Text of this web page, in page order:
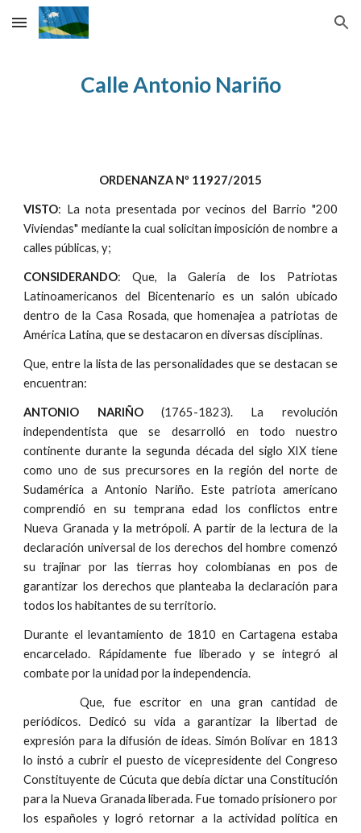
Skip to main content Skip to navigation
CalleAntonio Nariño
ORDENANZA Nº 11927/2015
VISTO: La nota presentada por vecinos del Barrio "200
Viviendas" mediante la cual solicitan imposición de nombre a
calles públicas, y;
CONSIDERANDO: Que, la Galería de los Patriotas
Latinoamericanos del Bicentenario es un salón ubicado
dentro de la Casa Rosada, que homenajea a patriotas de
América Latina, que se destacaron en diversas disciplinas.
Que, entre la lista de las personalidades que se destacan se
encuentran:
ANTONIO NARIÑO(1765-1823). La revolución
independentista que se desarrolló en todo nuestro
continente durante la segunda década del siglo XIX tiene
como uno de sus precursores en la región del norte de
Sudamérica a Antonio Nariño. Este patriota americano
comprendió en su temprana edad los conflictos entre
Nueva Granada y la metrópoli. A partir de la lectura de la
declaración universal de los derechos del hombre comenzó
su trajinar por las tierras hoy colombianas en pos de
garantizar los derechos que planteaba la declaración para
todos los habitantes de su territorio.
Durante el levantamiento de 1810 en Cartagena estaba
encarcelado. Rápidamente fue liberado y se integró al
combate por la unidad por la independencia.
Que, fue escritor en una gran cantidad de
periódicos. Dedicó su vida a garantizar la libertad de
expresión para la difusión de ideas. Simón Bolívar en 1813
lo instó a cubrir el puesto de vicepresidente del Congreso
Constituyente de Cúcuta que debía dictar una Constitución
para la Nueva Granada liberada. Fue tomado prisionero por
los españoles y logró retornar a la actividad política en